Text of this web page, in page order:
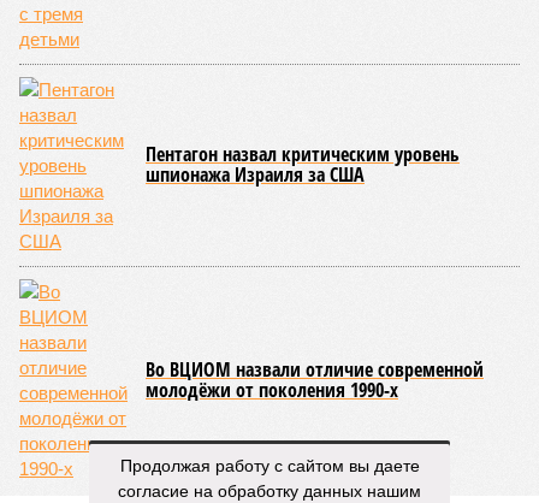
Пентагон назвал критическим уровень
шпионажа Израиля за США
Во ВЦИОМ назвали отличие современной
молодёжи от поколения 1990-х
Продолжая работу с сайтом вы даете
согласие на обработку данных нашим